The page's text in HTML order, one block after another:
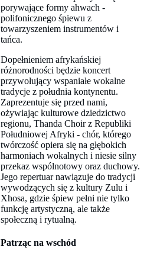
porywające formy ahwach -
polifonicznego śpiewu z
towarzyszeniem instrumentów i
tańca.
Dopełnieniem afrykańskiej
różnorodności będzie koncert
przywołujący wspaniałe wokalne
tradycje z południa kontynentu.
Zaprezentuje się przed nami,
ożywiając kulturowe dziedzictwo
regionu, Thanda Choir z Republiki
Południowej Afryki - chór, którego
twórczość opiera się na głębokich
harmoniach wokalnych i niesie silny
przekaz wspólnotowy oraz duchowy.
Jego repertuar nawiązuje do tradycji
wywodzących się z kultury Zulu i
Xhosa, gdzie śpiew pełni nie tylko
funkcję artystyczną, ale także
społeczną i rytualną.
Patrząc na wschód